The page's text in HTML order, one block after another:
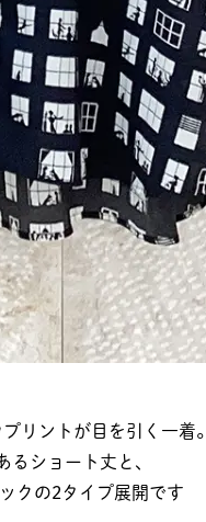
リントが目を引く一着。
るショート丈と、
クの2タイプ展開です